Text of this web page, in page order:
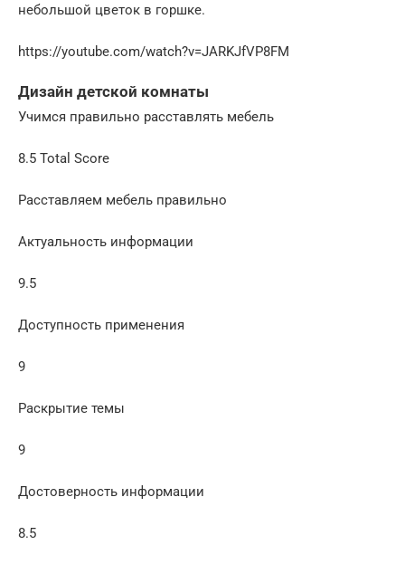
небольшой цветок в горшке.
https://youtube.com/watch?v=JARKJfVP8FM
Дизайн детской комнаты
Учимся правильно расставлять мебель
8.5 Total Score
Расставляем мебель правильно
Актуальность информации
9.5
Доступность применения
9
Раскрытие темы
9
Достоверность информации
8.5